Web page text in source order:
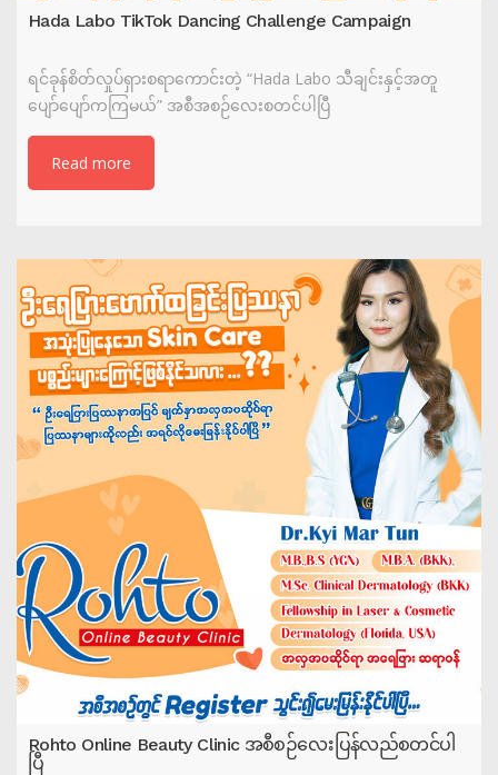
Hada Labo TikTok Dancing Challenge Campaign
ရင်ခုန်စိတ်လှုပ်ရှားစရာကောင်းတဲ့ “Hada Labo သီချင်းနှင့်အတူ
ပျော်ပျော်ကကြမယ်” အစီအစဉ်လေးစတင်ပါပြီ
Read more
Rohto Online Beauty Clinic အစီစဉ်လေးပြန်လည်စတင်ပါ
ပြီ